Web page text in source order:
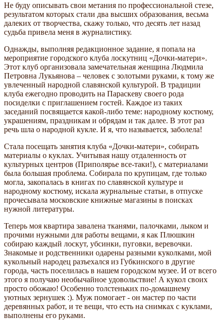
Не буду описывать свои метания по профессиональной стезе,
результатом которых стали два высших образования, весьма
далеких от творчества, скажу только, что десять лет назад
судьба привела меня в журналистику.
Однажды, выполняя редакционное задание, я попала на
мероприятие городского клуба лоскутниц «Дочки-матери».
Этот клуб организовала замечательная женщина Людмила
Петровна Лукьянова – человек с золотыми руками, к тому же
увлеченный народной славянской культурой. В традиции
клуба ежегодно проводить на Параскеву своего рода
посиделки с приглашением гостей. Каждое из таких
заседаний посвящается какой-либо теме: народному костюму,
украшениям, праздникам и обрядам и так далее. В этот раз
речь шла о народной кукле. И я, что называется, заболела!
Стала посещать занятия клуба «Дочки-матери», собирать
материалы о куклах. Учитывая нашу отдаленность от
культурных центров (Приполярье все-таки!), с материалами
была большая проблема. Собирала по крупицам, где только
могла, закопалась в книгах по славянской культуре и
народному костюму, искала журнальные статьи, в отпуске
прочесывала московские книжные магазины в поисках
нужной литературы.
Теперь моя квартира завалена тканями, палочками, лыком и
прочими нужными для работы вещами, я как Плюшкин
собираю каждый лоскут, убсинки, пуговки, веревочки.
Знакомые и родственники одарены разными куколками, мой
кукольный народец разъехался из Губкинского в другие
города, часть поселилась в нашем городском музее. И от всего
этого я получаю необычайное удовольствие! А кукол своих
просто обожаю! Особенно толстеньких по-домашнему
уютных зернушек :). Муж помогает - он мастер по части
деревянных работ, и те вещи, что есть на снимках с куклами,
выполнены его руками.